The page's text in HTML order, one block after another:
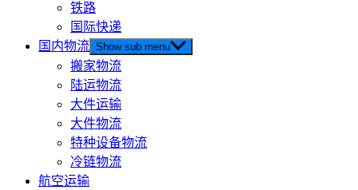
铁路
国际快递
国内物流 Show sub menu
搬家物流
陆运物流
大件运输
大件物流
特种设备物流
冷链物流
航空运输